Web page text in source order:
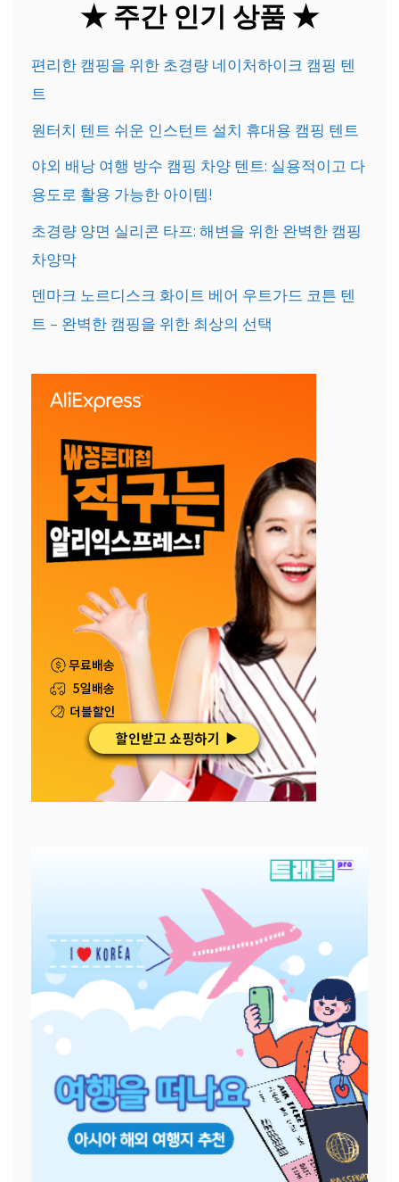
★ 주간 인기 상품 ★
편리한 캠핑을 위한 초경량 네이처하이크 캠핑 텐
트
원터치 텐트 쉬운 인스턴트 설치 휴대용 캠핑 텐트
야외 배낭 여행 방수 캠핑 차양 텐트: 실용적이고 다
용도로 활용 가능한 아이템!
초경량 양면 실리콘 타프: 해변을 위한 완벽한 캠핑
차양막
덴마크 노르디스크 화이트 베어 우트가드 코튼 텐
트 – 완벽한 캠핑을 위한 최상의 선택